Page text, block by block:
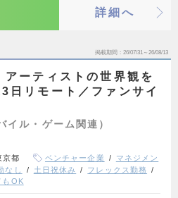
詳細へ
掲載期間 26/07/31～26/08/13
アーティストの世界観を
日リモート／ファンサイ
イル・ゲーム関連）
京都 ベンチャー企業
マネジメン
なし 土日祝休み
フレックス勤務
もOK